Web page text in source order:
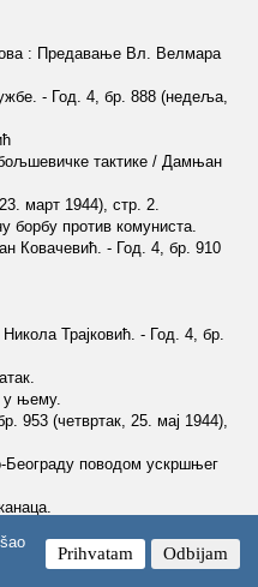
Prihvatam Odbijam
: Предавање Вл. Велмара
- Год. 4, бр. 888 (недеља,
тактике / Дамњан
март 1944), стр. 2.
борбу против комуниста.
Ковачевић. - Год. 4, бр. 910
Трајковић. - Год. 4, бр.
у њему.
953 (четвртак, 25. мај 1944),
Београду поводом ускршњег
959 (четвртак, 1. јун 1944),